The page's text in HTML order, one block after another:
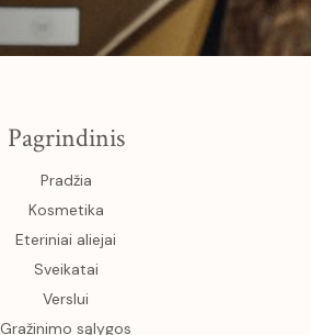
Pagrindinis
Pradžia
Kosmetika
Eteriniai aliejai
Sveikatai
Verslui
Gražinimo sąlygos